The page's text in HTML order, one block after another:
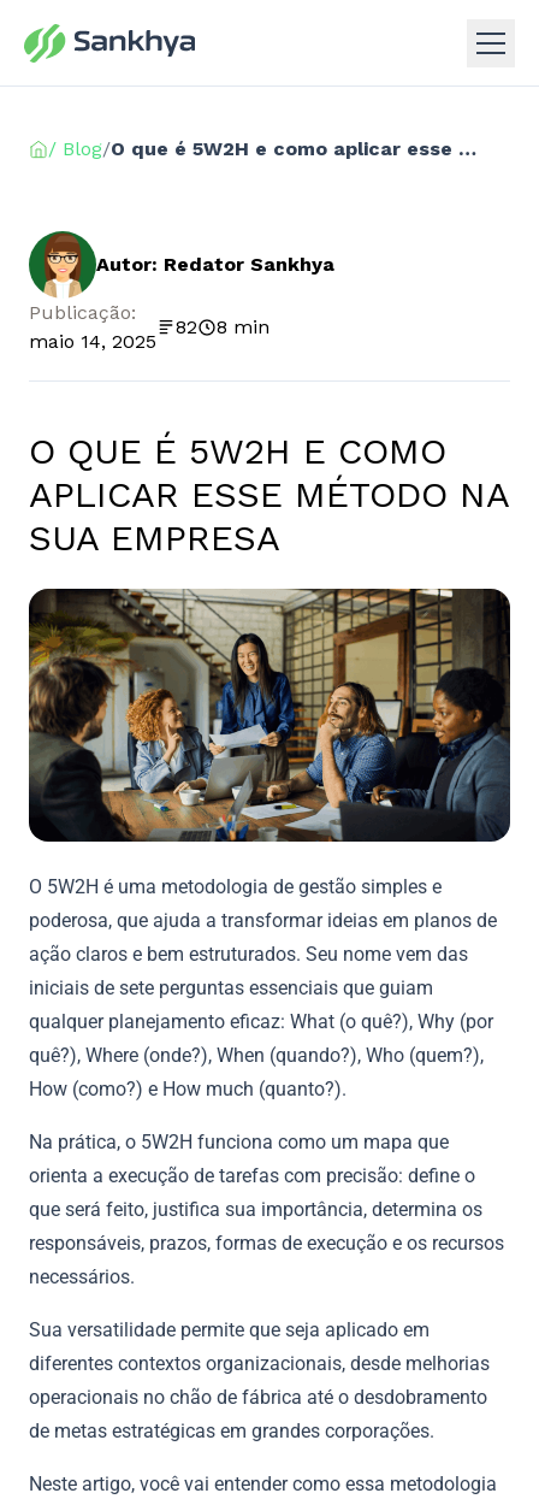
/ Blog/ O que é 5W2H e como aplicar esse método na sua empresa
Autor: Redator Sankhya
Publicação:
maio 14, 2025
82 8 min
O QUE É 5W2H E COMO
APLICAR ESSE MÉTODO NA
SUA EMPRESA
O 5W2H é uma metodologia de gestão simples e
poderosa, que ajuda a transformar ideias em planos de
ação claros e bem estruturados. Seu nome vem das
iniciais de sete perguntas essenciais que guiam
qualquer planejamento eficaz: What (o quê?), Why (por
quê?), Where (onde?), When (quando?), Who (quem?),
How (como?) e How much (quanto?).
Na prática, o 5W2H funciona como um mapa que
orienta a execução de tarefas com precisão: define o
que será feito, justifica sua importância, determina os
responsáveis, prazos, formas de execução e os recursos
necessários.
Sua versatilidade permite que seja aplicado em
diferentes contextos organizacionais, desde melhorias
operacionais no chão de fábrica até o desdobramento
de metas estratégicas em grandes corporações.
Neste artigo, você vai entender como essa metodologia